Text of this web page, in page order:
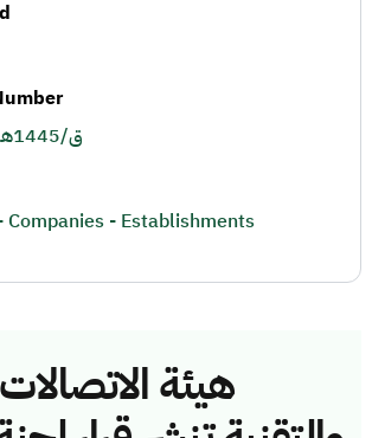
هيئة
45114468/ق/1445هـ
- Establishments